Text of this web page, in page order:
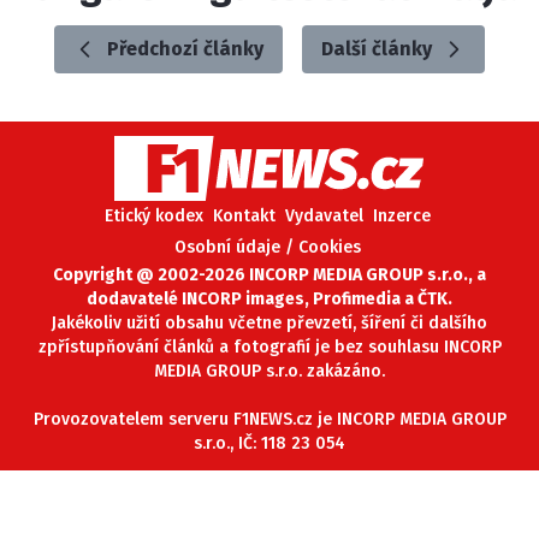
ETICKÝ KODEX
KONTAKT
INZERCE
OSOBNÍ ÚDAJE / COOKIES
Provozovatelem serveru F1NEWS.cz je
INCORP MEDIA GROUP s.r.o., IČ: 118 23 054
Předchozí články Další články
Etický kodex Kontakt Vydavatel Inzerce
Osobní údaje / Cookies
Copyright @ 2002-2026 INCORP MEDIA GROUP s.r.o., a
dodavatelé INCORP images, Profimedia a ČTK.
Jakékoliv užití obsahu včetne převzetí, šíření či dalšího
zpřístupňování článků a fotografií je bez souhlasu INCORP
MEDIA GROUP s.r.o. zakázáno.
Provozovatelem serveru F1NEWS.cz je INCORP MEDIA GROUP
s.r.o., IČ: 118 23 054